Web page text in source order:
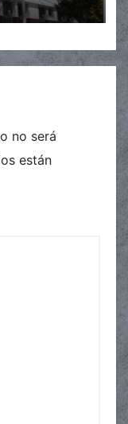
no será
están